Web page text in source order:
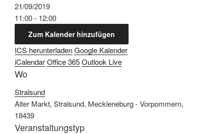
21/09/2019
11:00 - 12:00
Zum Kalender hinzufügen
ICS herunterladenGoogle Kalender
iCalendarOffice 365Outlook Live
Wo
Stralsund
Alter Markt, Stralsund, Meckleneburg - Vorpommern,
18439
Veranstaltungstyp